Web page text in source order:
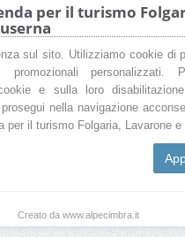
per il turismo
sul sito. Utilizziamo cookie di
promozionali personalizzati.
e sulla loro
nella navigazione
per il turismo Folgaria, Lavarone e
Creato da www.alpecimbra.it